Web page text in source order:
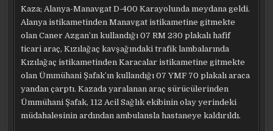
DIYE
AĞLADI
Kaza; Alanya-Manavgat D-400 Karayolunda meydana geldi.
Alanya istikametinden Manavgat istikametine gitmekte
olan Caner Azgan’ın kullandığı 07 RM 230 plakalı hafif
ticari araç, Kızılağaç kavşağındaki trafik lambalarında
Kızılağaç istikametinden Karacalar istikametine gitmekte
olan Ümmühani Şafak’ın kullandığı 07 YMF 70 plakalı araca
yandan çarptı. Kazada yaralanan araç sürücülerinden
Ümmühani Şafak, 112 Acil Sağlık ekibinin olay yerindeki
müdahalesinin ardından ambulansla hastaneye kaldırıldı.